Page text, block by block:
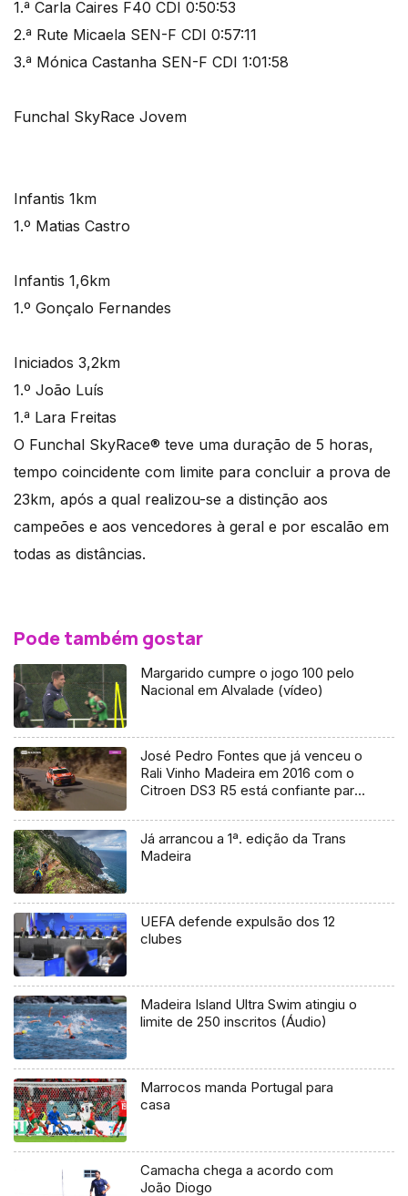
1.ª Carla Caires F40 CDI 0:50:53
2.ª Rute Micaela SEN-F CDI 0:57:11
3.ª Mónica Castanha SEN-F CDI 1:01:58
Funchal SkyRace Jovem
Infantis 1km
1.º Matias Castro
Infantis 1,6km
1.º Gonçalo Fernandes
Iniciados 3,2km
1.º João Luís
1.ª Lara Freitas
O Funchal SkyRace® teve uma duração de 5 horas,
tempo coincidente com limite para concluir a prova de
23km, após a qual realizou-se a distinção aos
campeões e aos vencedores à geral e por escalão em
todas as distâncias.
Pode também gostar
Margarido cumpre o jogo 100 pelo
Nacional em Alvalade (vídeo)
José Pedro Fontes que já venceu o
Rali Vinho Madeira em 2016 com o
Citroen DS3 R5 está confiante para
Já arrancou a 1ª. edição da Trans
Madeira
UEFA defende expulsão dos 12
clubes
Madeira Island Ultra Swim atingiu o
limite de 250 inscritos (Áudio)
Marrocos manda Portugal para
casa
Camacha chega a acordo com
João Diogo